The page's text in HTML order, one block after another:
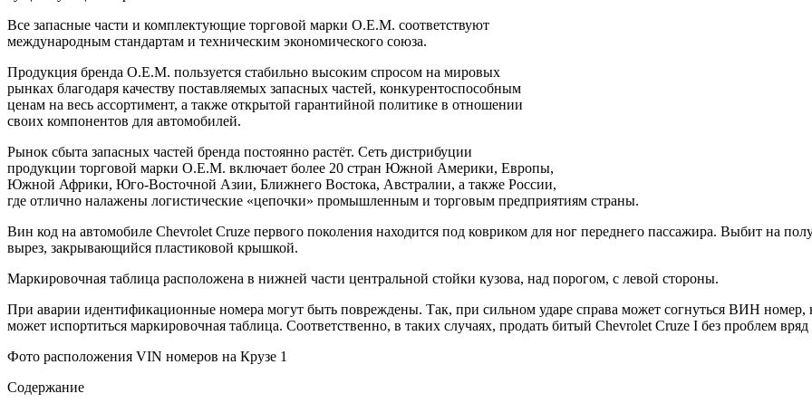
Все запасные части и комплектующие торговой марки O.E.M. соответствуют
международным стандартам и техническим экономического союза.
Продукция бренда О.Е.М. пользуется стабильно высоким спросом на мировых
рынках благодаря качеству поставляемых запасных частей, конкурентоспособным
ценам на весь ассортимент, а также открытой гарантийной политике в отношении
своих компонентов для автомобилей.
Рынок сбыта запасных частей бренда постоянно растёт. Сеть дистрибуции
продукции торговой марки O.E.M. включает более 20 стран Южной Америки, Европы,
Южной Африки, Юго-Восточной Азии, Ближнего Востока, Австралии, а также России,
где отлично налажены логистические «цепочки» промышленным и торговым предприятиям страны.
Вин код на автомобиле Chevrolet Cruze первого поколения находится под ковриком для ног переднего пассажира. Выбит на
вырез, закрывающийся пластиковой крышкой.
Маркировочная таблица расположена в нижней части центральной стойки кузова, над порогом, с левой стороны.
При аварии идентификационные номера могут быть повреждены. Так, при сильном ударе справа может согнуться ВИН
может испортиться маркировочная таблица. Соответственно, в таких случаях, продать битый Chevrolet Cruze I без проблем
Фото расположения VIN номеров на Крузе 1
Содержание